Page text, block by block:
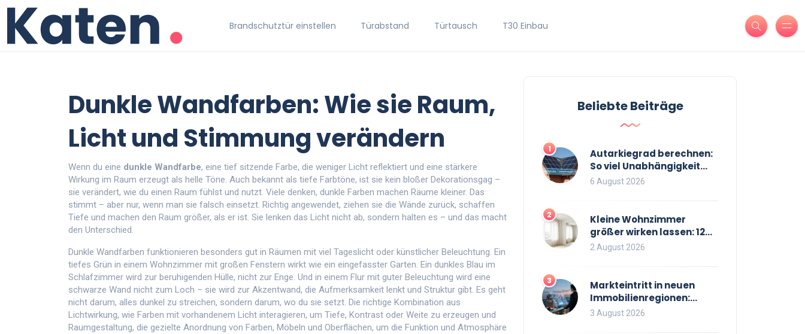
Brandschutztür einstellen Türabstand Türtausch T30 Einbau
Dunkle Wandfarben: Wie sie Raum,
Licht und Stimmung verändern
Wenn du eine dunkle Wandfarbe, eine tief sitzende Farbe, die weniger Licht reflektiert und eine stärkere
Wirkung im Raum erzeugt als helle Töne. Auch bekannt als tiefe Farbtöne, ist sie kein bloßer Dekorationsgag –
sie verändert, wie du einen Raum fühlst und nutzt. Viele denken, dunkle Farben machen Räume kleiner. Das
stimmt – aber nur, wenn man sie falsch einsetzt. Richtig angewendet, ziehen sie die Wände zurück, schaffen
Tiefe und machen den Raum größer, als er ist. Sie lenken das Licht nicht ab, sondern halten es – und das macht
den Unterschied.
Dunkle Wandfarben funktionieren besonders gut in Räumen mit viel Tageslicht oder künstlicher Beleuchtung. Ein
tiefes Grün in einem Wohnzimmer mit großen Fenstern wirkt wie ein eingefasster Garten. Ein dunkles Blau im
Schlafzimmer wird zur beruhigenden Hülle, nicht zur Enge. Und in einem Flur mit guter Beleuchtung wird eine
schwarze Wand nicht zum Loch – sie wird zur Akzentwand, die Aufmerksamkeit lenkt und Struktur gibt. Es geht
nicht darum, alles dunkel zu streichen, sondern darum, wo du sie setzt. Die richtige Kombination aus
Lichtwirkung, wie Farben mit vorhandenem Licht interagieren, um Tiefe, Kontrast oder Weite zu erzeugen und
Raumgestaltung, die gezielte Anordnung von Farben, Möbeln und Oberflächen, um die Funktion und Atmosphäre
Beliebte Beiträge
1
Autarkiegrad berechnen:
So viel Unabhängigkeit
bringt Ihre PV-Anlage mit
6 August 2026
2
Kleine Wohnzimmer
größer wirken lassen: 12
bewährte Tricks für mehr
2 August 2026
3
Markteintritt in neuen
Immobilienregionen:
Strategien, Risiken und
3 August 2026